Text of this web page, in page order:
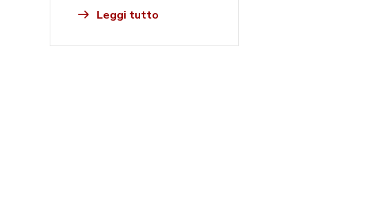
Leggi tutto